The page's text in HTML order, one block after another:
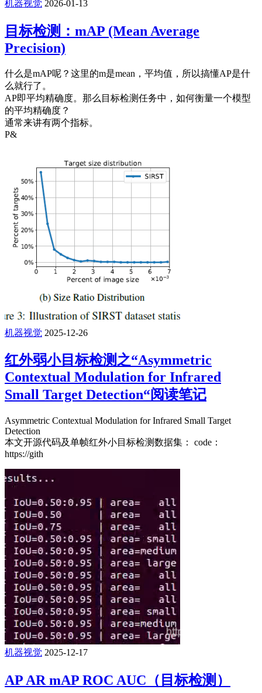
机器视觉 2026-01-13
目标检测：mAP (Mean Average
Precision)
什么是mAP呢？这里的m是mean，平均值，所以搞懂AP是什
么就行了。
AP即平均精确度。那么目标检测任务中，如何衡量一个模型
的平均精确度？
通常来讲有两个指标。
P&
机器视觉 2025-12-26
红外弱小目标检测之“Asymmetric
Contextual Modulation for Infrared
Small Target Detection“阅读笔记
Asymmetric Contextual Modulation for Infrared Small Target
Detection
本文开源代码及单帧红外小目标检测数据集： code：
https://gith
机器视觉 2025-12-17
AP AR mAP ROC AUC（目标检测）